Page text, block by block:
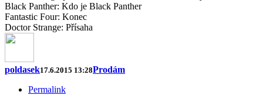
Black Panther: Kdo je Black Panther
Fantastic Four: Konec
Doctor Strange: Přísaha
poldasek17.6.2015 13:28Prodám
Permalink